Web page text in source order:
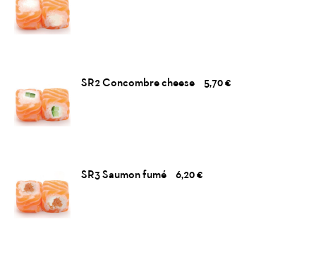
SR2 Concombre cheese 5,70 €
SR3 Saumon fumé 6,20 €